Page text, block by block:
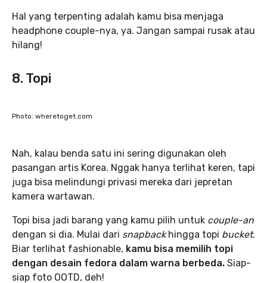
Hal yang terpenting adalah kamu bisa menjaga
headphone couple-nya, ya. Jangan sampai rusak atau
hilang!
8. Topi
Photo: wheretoget.com
Nah, kalau benda satu ini sering digunakan oleh
pasangan artis Korea. Nggak hanya terlihat keren, tapi
juga bisa melindungi privasi mereka dari jepretan
kamera wartawan.
Topi bisa jadi barang yang kamu pilih untuk couple-an
dengan si dia. Mulai dari snapbackhingga topi bucket.
Biar terlihat fashionable, kamu bisa memilih topi
dengan desain fedora dalam warna berbeda. Siap-
siap foto OOTD, deh!